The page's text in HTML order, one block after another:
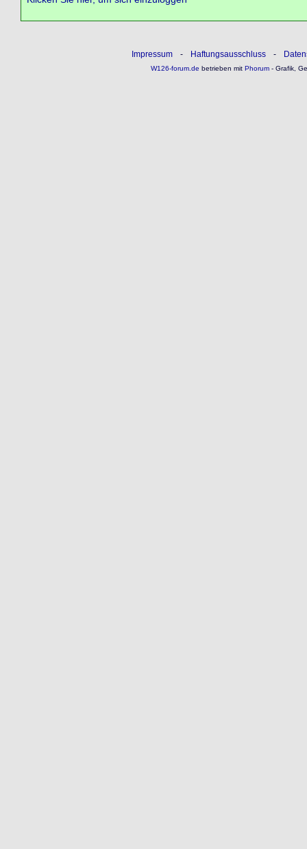
Impressum - Haftungsausschluss -
W126-forum.de betrieben mitPhorum- Grafik,